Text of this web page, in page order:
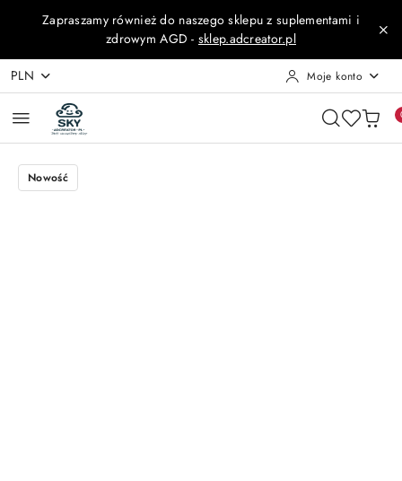
Przejdź do treści głównej
Przejdź do wyszukiwarki
Przejdź do moje konto
Przejdź do menu głównego
Przejdź do opisu produktu
Przejdź do stopki
Zapraszamy również do naszego sklepu z suplementami i
zdrowym AGD - sklep.adcreator.pl
PLN Moje konto
Nowość